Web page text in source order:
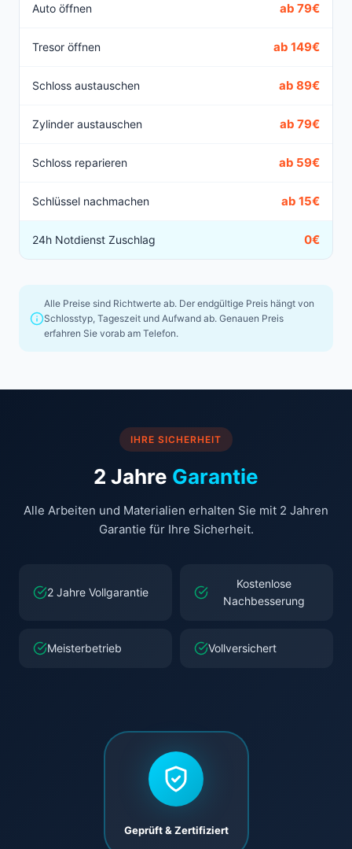
Auto öffnen ab 79€
Tresor öffnen ab 149€
Schloss austauschen ab 89€
Zylinder austauschen ab 79€
Schloss reparieren ab 59€
Schlüssel nachmachen ab 15€
24h Notdienst Zuschlag 0€
Alle Preise sind Richtwerte ab. Der endgültige Preis hängt von
Schlosstyp, Tageszeit und Aufwand ab. Genauen Preis
erfahren Sie vorab am Telefon.
IHRE SICHERHEIT
2 Jahre Garantie
Alle Arbeiten und Materialien erhalten Sie mit 2 Jahren
Garantie für Ihre Sicherheit.
2 Jahre Vollgarantie
Kostenlose
Nachbesserung
Meisterbetrieb Vollversichert
Geprüft & Zertifiziert